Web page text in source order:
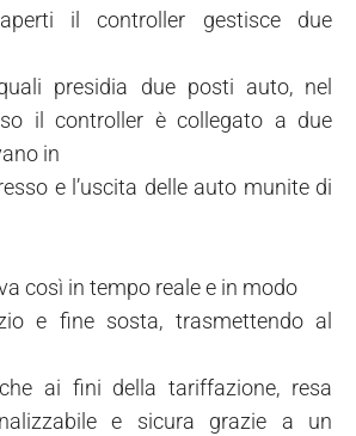
il controller gestisce due
presidia due posti auto, nel
il controller è collegato a due
in
e l’uscita delle auto munite di
così in tempo reale e in modo
e fine sosta, trasmettendo al
ai fini della tariffazione, resa
e sicura grazie a un